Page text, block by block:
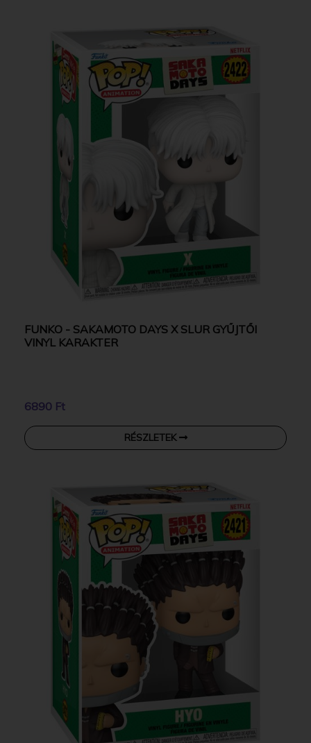
FUNKO - SAKAMOTO DAYS X SLUR GYŰJTŐI
VINYL KARAKTER
6890 Ft
RÉSZLETEK